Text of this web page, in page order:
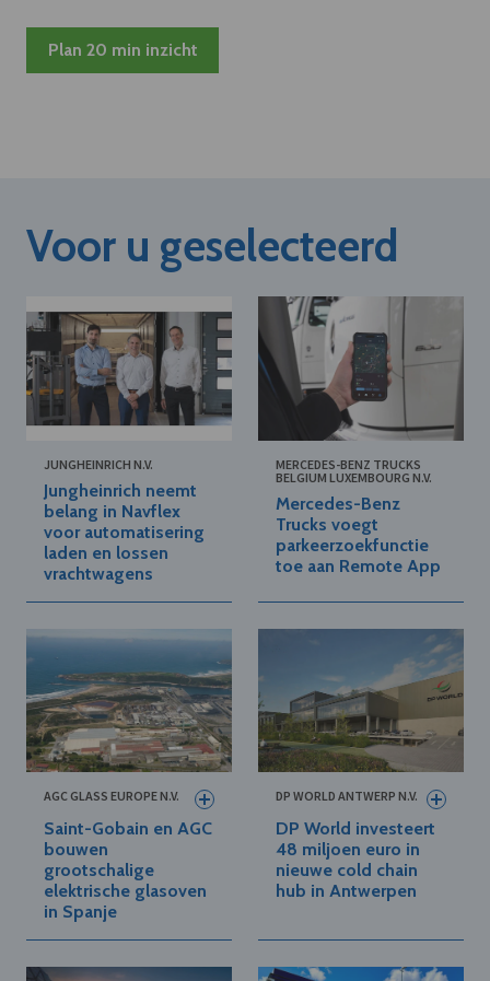
Plan 20 min inzicht
Voor u geselecteerd
JUNGHEINRICH N.V.
Jungheinrich neemt
belang in Navflex
voor automatisering
laden en lossen
vrachtwagens
MERCEDES-BENZ TRUCKS
BELGIUM LUXEMBOURG N.V.
Mercedes-Benz
Trucks voegt
parkeerzoekfunctie
toe aan Remote App
AGC GLASS EUROPE N.V.
Saint-Gobain en AGC
bouwen
grootschalige
elektrische glasoven
in Spanje
DP WORLD ANTWERP N.V.
DP World investeert
48 miljoen euro in
nieuwe cold chain
hub in Antwerpen